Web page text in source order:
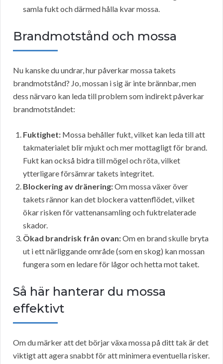
samla fukt och därmed hålla kvar mossa.
Brandmotstånd och mossa
Nu kanske du undrar, hur påverkar mossa takets
brandmotstånd? Jo, mossan i sig är inte brännbar, men
dess närvaro kan leda till problem som indirekt påverkar
brandmotståndet:
Fuktighet: Mossa behåller fukt, vilket kan leda till att
takmaterialet blir mjukt och mer mottagligt för brand.
Fukt kan också bidra till mögel och röta, vilket
ytterligare försämrar takets integritet.
Blockering av dränering:Om mossa växer över
takets rännor kan det blockera vattenflödet, vilket
ökar risken för vattenansamling och fuktrelaterade
skador.
Ökad brandrisk från ovan:Om en brand skulle bryta
ut i ett närliggande område (som en skog) kan mossan
fungera som en ledare för lågor och hetta mot taket.
Så här hanterar du mossa
effektivt
Om du märker att det börjar växa mossa på ditt tak är det
viktigt att agera snabbt för att minimera eventuella risker.